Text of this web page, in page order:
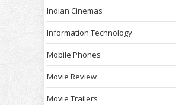
Indian Cinemas
Information Technology
Mobile Phones
Movie Review
Movie Trailers